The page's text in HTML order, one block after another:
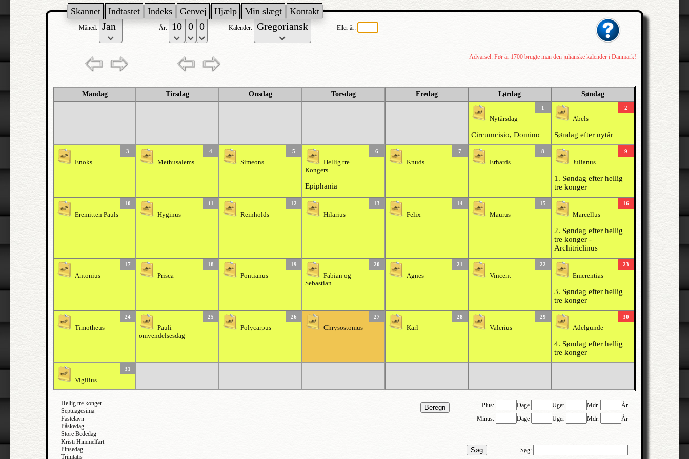
Skannet Indtastet Indeks Genvej Hjælp Min slægt Kontakt
Måned: År: Kalender: Eller år:
Advarsel: Før år 1700 brugte man den julianske kalender i Danmark!
Mandag Tirsdag Onsdag Torsdag Fredag Lørdag Søndag
1
Nytårsdag
Circumcisio, Domino
2
Abels
Søndag efter nytår
3
Enoks
4
Methusalems
5
Simeons
6
Hellig tre
Kongers
Epiphania
7
Knuds
8
Erhards
9
Julianus
1. Søndag efter hellig
tre konger
10
Eremitten Pauls
11
Hyginus
12
Reinholds
13
Hilarius
14
Felix
15
Maurus
16
Marcellus
2. Søndag efter hellig
tre konger -
Architriclinus
17
Antonius
18
Prisca
19
Pontianus
20
Fabian og
Sebastian
21
Agnes
22
Vincent
23
Emerentias
3. Søndag efter hellig
tre konger
24
Timotheus
25
Pauli
omvendelsesdag
26
Polycarpus
27
Chrysostomus
28
Karl
29
Valerius
30
Adelgunde
4. Søndag efter hellig
tre konger
31
Vigilius
Beregn Plus: Dage Uger Mdr.
År
Minus:
Dage Uger Mdr. År
Søg Søg:
Hellig tre konger
Septuagesima
Fastelavn
Påskedag
Store Bededag
Kristi Himmelfart
Pinsedag
Trinitatis